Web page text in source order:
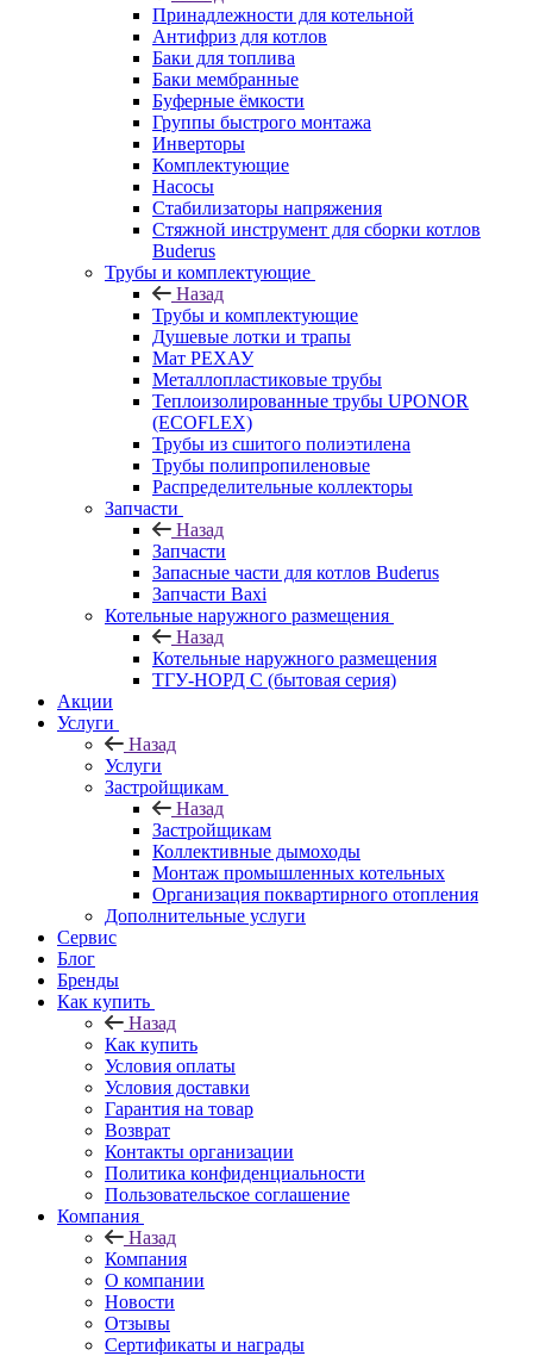
Принадлежности для котельной
Антифриз для котлов
Баки для топлива
Баки мембранные
Буферные ёмкости
Группы быстрого монтажа
Инверторы
Комплектующие
Насосы
Стабилизаторы напряжения
Стяжной инструмент для сборки котлов
Buderus
Трубы и комплектующие
Назад
Трубы и комплектующие
Душевые лотки и трапы
Мат РЕХАУ
Металлопластиковые трубы
Теплоизолированные трубы UPONOR
(ECOFLEX)
Трубы из сшитого полиэтилена
Трубы полипропиленовые
Распределительные коллекторы
Запчасти
Назад
Запчасти
Запасные части для котлов Buderus
Запчасти Baxi
Котельные наружного размещения
Назад
Котельные наружного размещения
ТГУ-НОРД С (бытовая серия)
Акции
Услуги
Назад
Услуги
Застройщикам
Назад
Застройщикам
Коллективные дымоходы
Монтаж промышленных котельных
Организация поквартирного отопления
Дополнительные услуги
Сервис
Блог
Бренды
Как купить
Назад
Как купить
Условия оплаты
Условия доставки
Гарантия на товар
Возврат
Контакты организации
Политика конфиденциальности
Пользовательское соглашение
Компания
Назад
Компания
О компании
Новости
Отзывы
Сертификаты и награды